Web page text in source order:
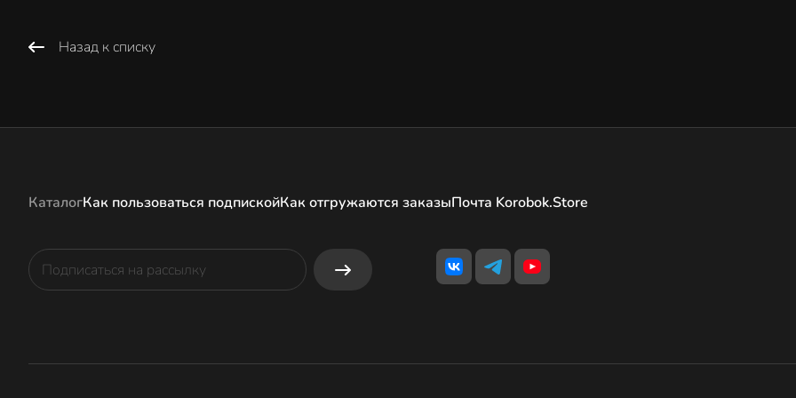
Назад к списку
КаталогКак пользоваться подпискойКак отгружаются заказыПочта Korobok.Store